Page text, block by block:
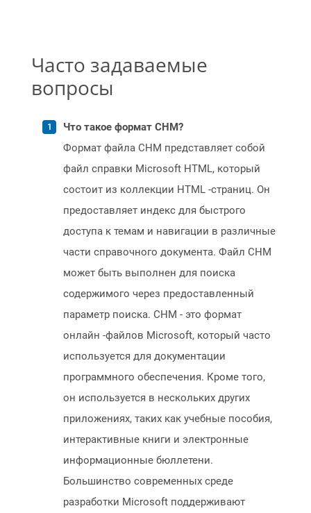
Часто задаваемые
вопросы
Что такое формат CHM?
Формат файла CHM представляет собой
файл справки Microsoft HTML, который
состоит из коллекции HTML -страниц. Он
предоставляет индекс для быстрого
доступа к темам и навигации в различные
части справочного документа. Файл CHM
может быть выполнен для поиска
содержимого через предоставленный
параметр поиска. CHM - это формат
онлайн -файлов Microsoft, который часто
используется для документации
программного обеспечения. Кроме того,
он используется в нескольких других
приложениях, таких как учебные пособия,
интерактивные книги и электронные
информационные бюллетени.
Большинство современных среде
разработки Microsoft поддерживают